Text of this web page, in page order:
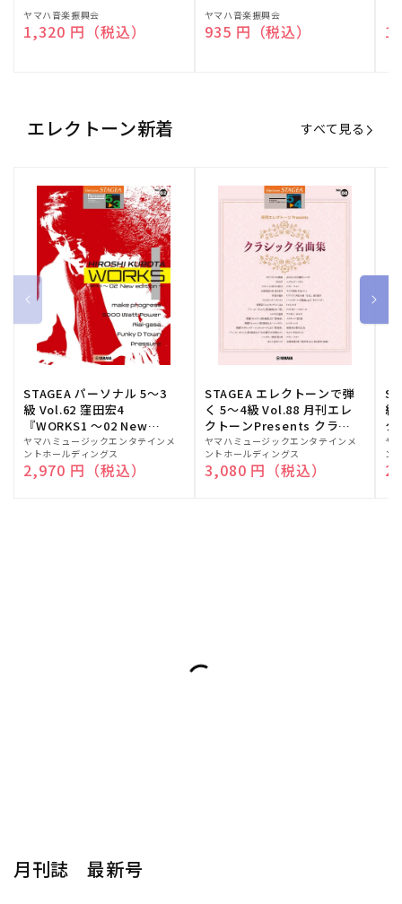
販
売
ヤマハ音楽振興会
通常価格
1,320 円（税込）
販
売
ヤマハ音楽振興会
通常価格
935 円（税込）
売
エレクトーン新着 すべて見る
STAGEA パーソナル 5～3
級 Vol.62 窪田宏4
『WORKS1 ～02 New
edition～』
販
売
元:
ヤマハミュージックエンタテインメ
ントホールディングス
通常価格
2,970 円（税込）
STAGEA エレクトーンで弾
く 5～4級 Vol.88 月刊エレ
クトーンPresents クラシ
ック名曲集
販
売
元:
ヤマハミュージックエンタテインメ
ントホールディングス
通常価格
3,080 円（税込）
級
ク
販
売
元:
ヤ
ン
月刊誌 最新号